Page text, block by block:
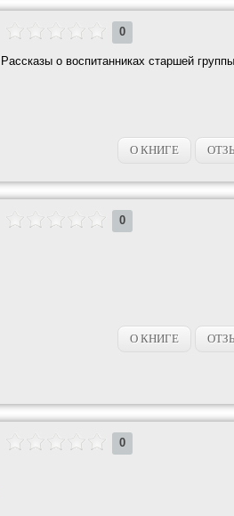
0
Рассказы о воспитанниках старшей
О КНИГЕ
0
О КНИГЕ
0